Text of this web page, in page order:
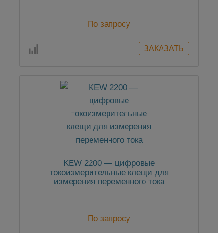
По запросу
KEW 2200 — цифровые
токоизмерительные клещи для
измерения переменного тока
По запросу